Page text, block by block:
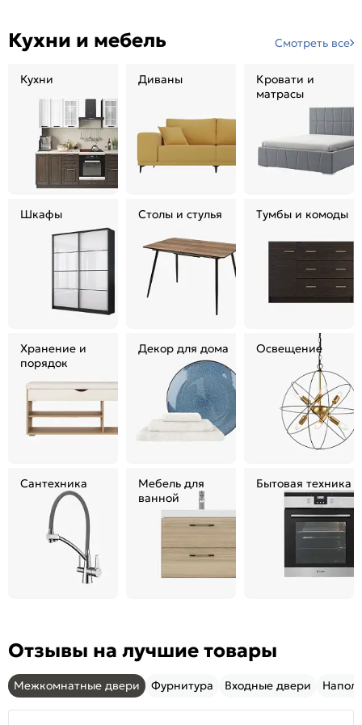
Кухни и мебель Смотреть все
Кухни Диваны
Кровати и
матрасы
Шкафы Столы и стулья Тумбы и комоды
Хранение и
порядок
Декор для дома Освещение
Сантехника
Мебель для
ванной
Бытовая техника
Отзывы на лучшие товары
Межкомнатные двери Фурнитура Входные двери